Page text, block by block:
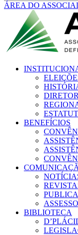
ÁREA DO
BENEFÍCIOS
BIBLIOTECA